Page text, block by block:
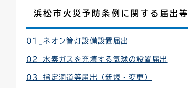
浜松市火災予防条例に関する届出等
01_ネオン管灯設備設置届出
02_水素ガスを充填する気球の設置届出
03_指定洞道等届出（新規・変更）